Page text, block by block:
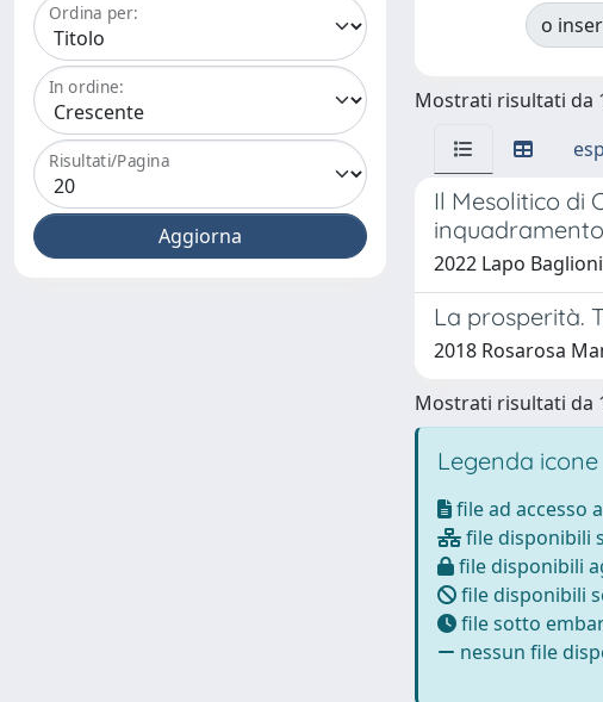
Ordina per:
In ordine:
Risultati/Pagina
o
Mostrati risultati da
Il Mesolitico di
2022 Lapo
La prosperità.
2018 Rosarosa
Mostrati risultati da
Legenda icone
file ad accesso
file disponibili
file disponibili
file disponibili
file sotto
nessun file